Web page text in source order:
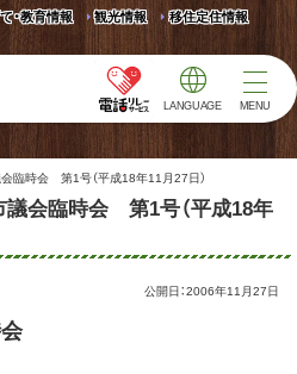
・教育情報 観光情報
移住定住情報
LANGUAGE MENU
臨時会 第1号（平成18年11月27日）
議会臨時会 第1号（平成18年
公開日：2006年11月27日